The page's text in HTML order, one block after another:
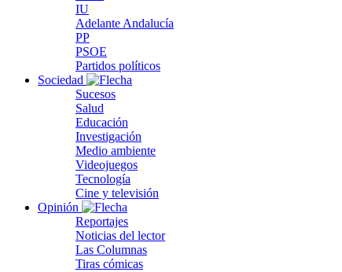
IU
Adelante Andalucía
PP
PSOE
Partidos políticos
Sociedad
Sucesos
Salud
Educación
Investigación
Medio ambiente
Videojuegos
Tecnología
Cine y televisión
Opinión
Reportajes
Noticias del lector
Las Columnas
Tiras cómicas